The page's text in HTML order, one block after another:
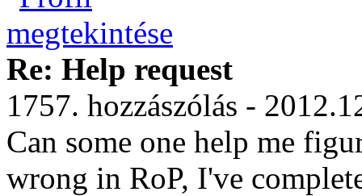
Re: Help request
1757. hozzászólás -
Can some one help me
wrong in RoP, I've